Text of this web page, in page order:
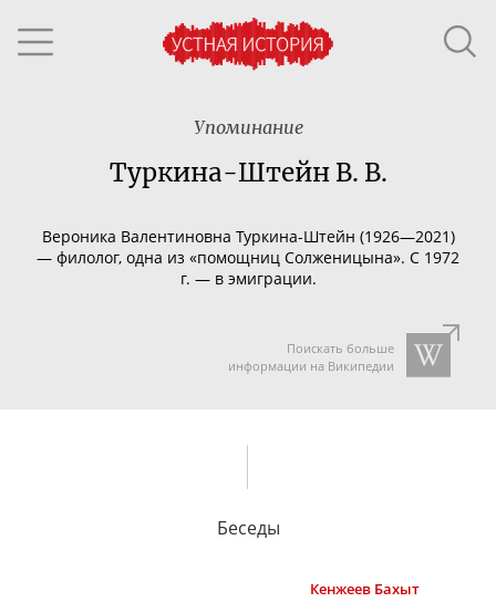
Упоминание
Туркина-Штейн В. В.
Вероника Валентиновна Туркина-Штейн (1926—2021)
— филолог, одна из «помощниц Солженицына». С 1972
г. — в эмиграции.
Поискать больше
информации на Википедии
Беседы
Кенжеев Бахыт